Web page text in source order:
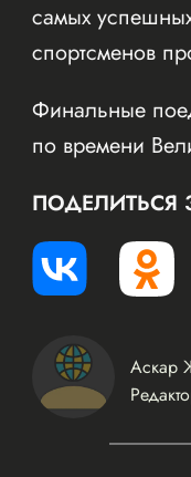
самых
спортсменов
Финальные
по времени
Аскар